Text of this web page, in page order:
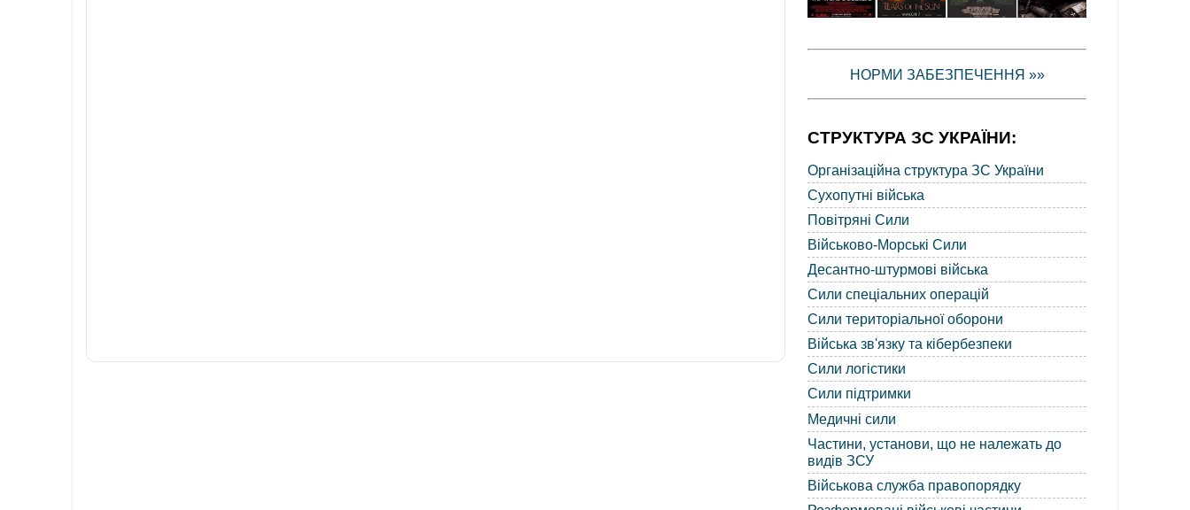
НОРМИ ЗАБЕЗПЕЧЕННЯ »»
СТРУКТУРА ЗС УКРАЇНИ:
Організаційна структура ЗС України
Сухопутні війська
Повітряні Сили
Військово-Морські Сили
Десантно-штурмові війська
Сили спеціальних операцій
Сили територіальної оборони
Війська зв'язку та кібербезпеки
Сили логістики
Сили підтримки
Медичні сили
Частини, установи, що не належать до
видів ЗСУ
Військова служба правопорядку